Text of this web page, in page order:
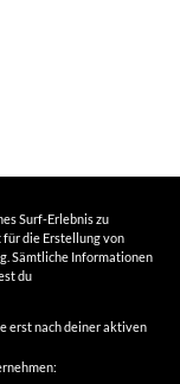
Surf-Erlebnis zu
für die Erstellung von
Sämtliche Informationen
du
erst nach deiner aktiven